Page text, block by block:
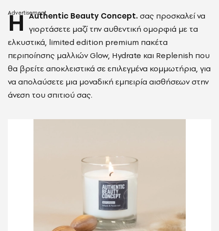
Η Authentic Beauty Concept.σας προσκαλεί να
γιορτάσετε μαζί την αυθεντική ομορφιά με τα
ελκυστικά, limited edition premium πακέτα
περιποίησης μαλλιών Glow, Hydrate και Replenish που
θα βρείτε αποκλειστικά σε επιλεγμένα κομμωτήρια, για
να απολαύσετε μια μοναδική εμπειρία αισθήσεων στην
άνεση του σπιτιού σας.